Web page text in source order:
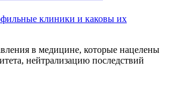
в медицине, которые нацелены
нейтрализацию последствий